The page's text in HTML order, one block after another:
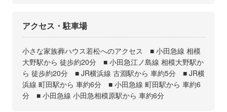
アクセス・駐車場
小さな家族葬ハウス若松へのアクセス ■ 小田急線 相模
大野駅から 徒歩約20分 ■ 小田急江ノ島線 相模大野駅か
ら 徒歩約20分 ■ JR横浜線 古淵駅から 車約5分 ■ JR横
浜線 町田駅から 車約6分 ■ 小田急線 町田駅から 車約6
分 ■ 小田急線 小田急相模原駅から 車約6分